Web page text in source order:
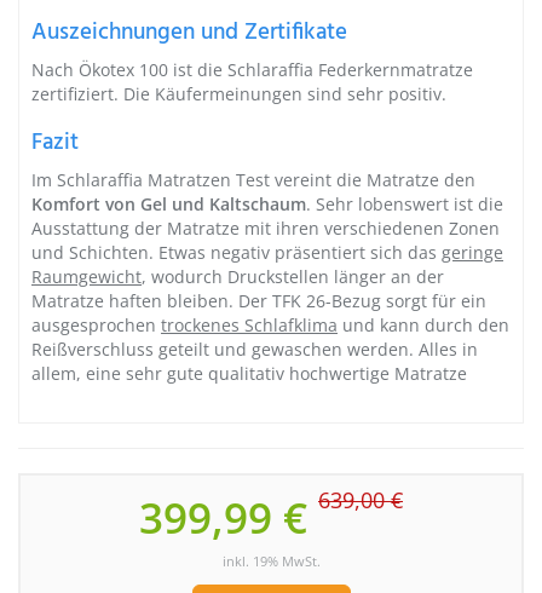
Auszeichnungen und Zertifikate
Nach Ökotex 100 ist die Schlaraffia Federkernmatratze
zertifiziert. Die Käufermeinungen sind sehr positiv.
Fazit
Im Schlaraffia Matratzen Test vereint die Matratze den
Komfort von Gel und Kaltschaum. Sehr lobenswert ist die
Ausstattung der Matratze mit ihren verschiedenen Zonen
und Schichten. Etwas negativ präsentiert sich das geringe
Raumgewicht, wodurch Druckstellen länger an der
Matratze haften bleiben. Der TFK 26-Bezug sorgt für ein
ausgesprochen trockenes Schlafklima und kann durch den
Reißverschluss geteilt und gewaschen werden. Alles in
allem, eine sehr gute qualitativ hochwertige Matratze
399,99 € 639,00 €
inkl. 19% MwSt.